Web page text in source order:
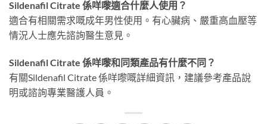
Sildenafil Citrate 係咩嚟適合什麼人使用？
適合有相關需求嘅成年男性使用。有心臟病、嚴重高血壓等
情況人士應先諮詢醫生意見。
Sildenafil Citrate 係咩嚟和同類產品有什麼不同？
有關Sildenafil Citrate 係咩嚟嘅詳細資訊，建議參考產品說
明或諮詢專業醫護人員。